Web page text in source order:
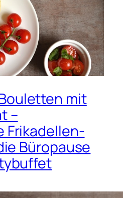
mit
–
Frikadellen-
Büropause